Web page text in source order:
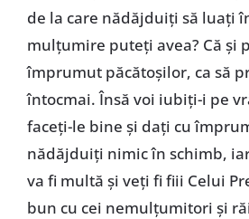
de la care nădăjduiți să luați
mulțumire puteți avea? Că și
împrumut păcătoșilor, ca să
întocmai. Însă voi iubiți-i pe
faceți-le bine și dați cu
nădăjduiți nimic în schimb,
va fi multă și veți fi fiii Celui
bun cu cei nemulțumitori și